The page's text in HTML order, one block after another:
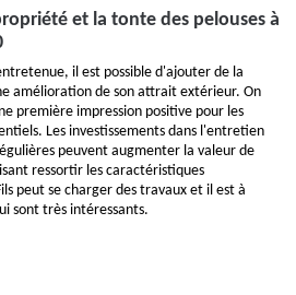
et la tonte des pelouses à
il est possible d'ajouter de la
amélioration de son attrait extérieur. On
première impression positive pour les
Les investissements dans l'entretien
peuvent augmenter la valeur de
ressortir les caractéristiques
peut se charger des travaux et il est à
sont très intéressants.